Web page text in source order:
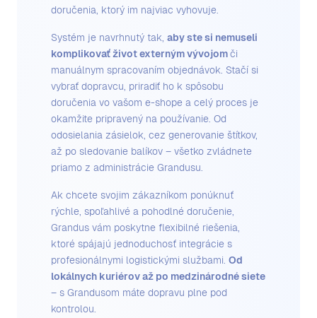
doručenia, ktorý im najviac vyhovuje.
Systém je navrhnutý tak, aby ste si nemuseli
komplikovať život externým vývojomči
manuálnym spracovaním objednávok. Stačí si
vybrať dopravcu, priradiť ho k spôsobu
doručenia vo vašom e-shope a celý proces je
okamžite pripravený na používanie. Od
odosielania zásielok, cez generovanie štítkov,
až po sledovanie balíkov – všetko zvládnete
priamo z administrácie Grandusu.
Ak chcete svojim zákazníkom ponúknuť
rýchle, spoľahlivé a pohodlné doručenie,
Grandus vám poskytne flexibilné riešenia,
ktoré spájajú jednoduchosť integrácie s
profesionálnymi logistickými službami. Od
lokálnych kuriérov až po medzinárodné siete
– s Grandusom máte dopravu plne pod
kontrolou.